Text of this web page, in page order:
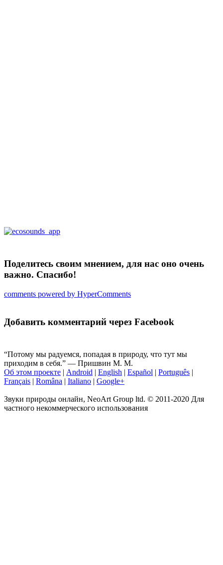
Поделитесь своим мнением, для нас оно очень
важно. Спасибо!
comments powered by HyperComments
Добавить комментарий через Facebook
“Потому мы радуемся, попадая в природу, что тут мы
приходим в себя.” ― Пришвин М. М.
Об этом проекте | Android | English | Español | Português |
Français | Româna | Italiano | Google+
Звуки природы онлайн, NeoArt Group ltd. © 2011-2020 Для
частного некоммерческого использования